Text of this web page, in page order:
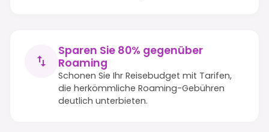
Sparen Sie 80% gegenüber
Roaming
Schonen Sie Ihr Reisebudget mit Tarifen,
die herkömmliche Roaming-Gebühren
deutlich unterbieten.